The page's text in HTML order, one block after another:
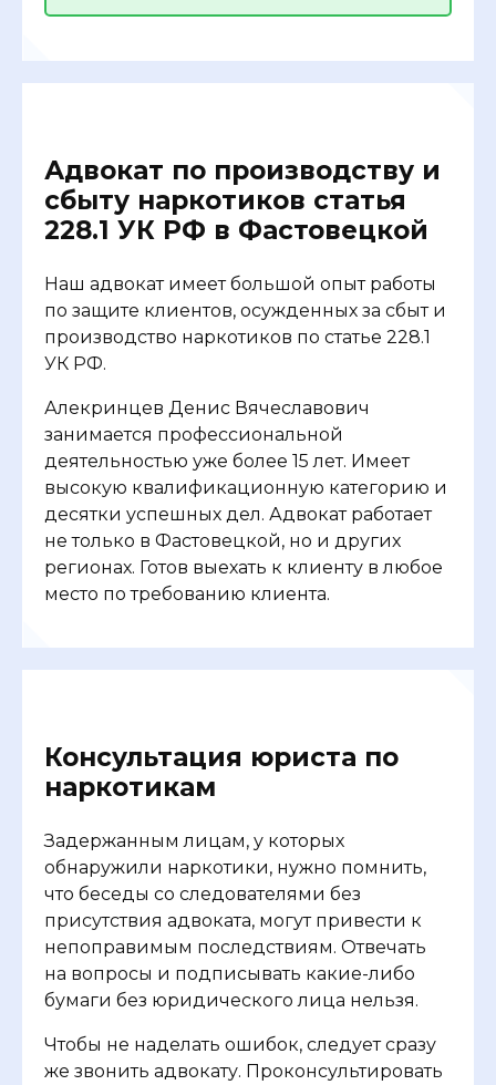
Адвокат по производству и
сбыту наркотиков статья
228.1 УК РФ в Фастовецкой
Наш адвокат имеет большой опыт работы
по защите клиентов, осужденных за сбыт и
производство наркотиков по статье 228.1
УК РФ.
Алекринцев Денис Вячеславович
занимается профессиональной
деятельностью уже более 15 лет. Имеет
высокую квалификационную категорию и
десятки успешных дел. Адвокат работает
не только в Фастовецкой, но и других
регионах. Готов выехать к клиенту в любое
место по требованию клиента.
Консультация юриста по
наркотикам
Задержанным лицам, у которых
обнаружили наркотики, нужно помнить,
что беседы со следователями без
присутствия адвоката, могут привести к
непоправимым последствиям. Отвечать
на вопросы и подписывать какие-либо
бумаги без юридического лица нельзя.
Чтобы не наделать ошибок, следует сразу
же звонить адвокату. Проконсультировать